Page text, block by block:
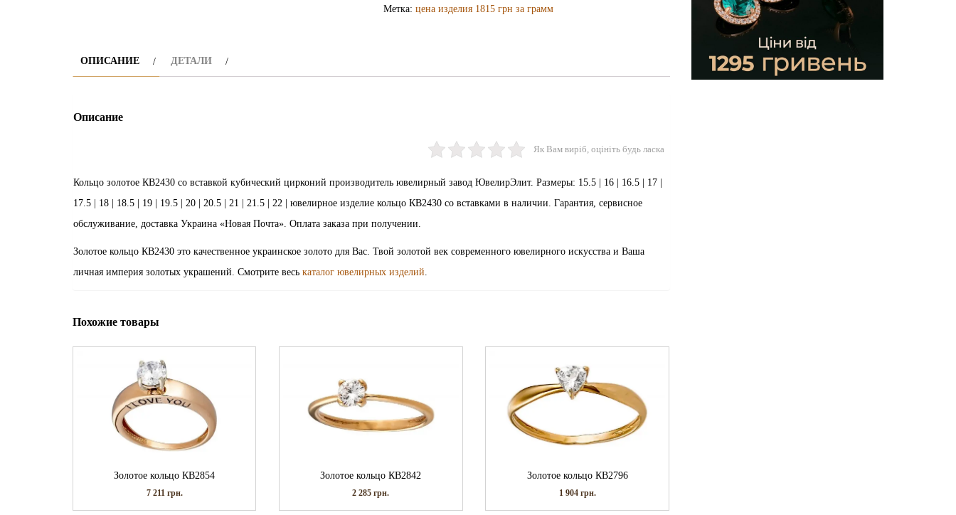
Метка: цена изделия 1815 грн за грамм
ОПИСАНИЕ ДЕТАЛИ
Описание
Як Вам виріб, оцініть будь ласка
Кольцо золотое КВ2430 со вставкой кубический цирконий производитель ювелирный завод ЮвелирЭлит. Размеры: 15.5 | 16 | 16.5 | 17 |
17.5 | 18 | 18.5 | 19 | 19.5 | 20 | 20.5 | 21 | 21.5 | 22 | ювелирное изделие кольцо КВ2430 со вставками в наличии. Гарантия, сервисное
обслуживание, доставка Украина «Новая Почта». Оплата заказа при получении.
Золотое кольцо КВ2430 это качественное украинское золото для Вас. Твой золотой век современного ювелирного искусства и Ваша
личная империя золотых украшений. Смотрите весь каталог ювелирных изделий.
Похожие товары
Золотое кольцо КВ2854
7 211 грн.
Золотое кольцо КВ2842
2 285грн.
Золотое кольцо КВ2796
1 904 грн.